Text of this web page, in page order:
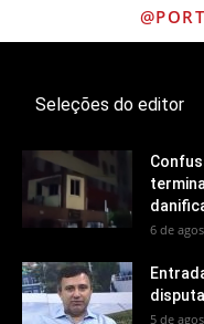
Seleções do editor
6 de
5 de